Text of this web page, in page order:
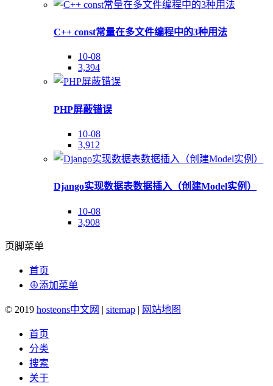
C++ const常量在多文件编程中的3种用法
10-08
3,394
PHP屏蔽错误
10-08
3,912
Django实现数据表数据插入（创建Model实例）
10-08
3,908
页脚菜单
首页
⊕添加菜单
© 2019 hosteons中文网 | sitemap | 网站地图
首页
分类
搜索
关于